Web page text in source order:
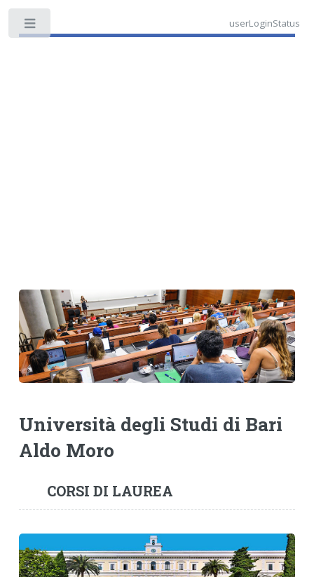
userLoginStatus
Università degli Studi di Bari
Aldo Moro
CORSI DI LAUREA